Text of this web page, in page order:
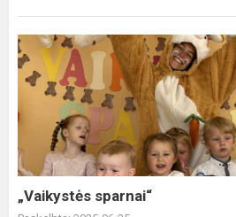
„Vaikystės
sparnai“
„Vaikystės sparnai“